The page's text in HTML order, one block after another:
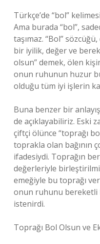
Türkçe’de “bol”
Ama burada “bol”,
taşımaz. “Bol”
bir iyilik, değer ve
olsun” demek, ölen
onun ruhunun huzur
olduğu tüm iyi işlerin
Buna benzer bir
de açıklayabiliriz. Eski
çiftçi ölünce “toprağı
toprakla olan bağının
ifadesiydi. Toprağın
değerleriyle
emeğiyle bu toprağı
onun ruhunu bereketli
istenirdi.
Toprağı Bol Olsun ve